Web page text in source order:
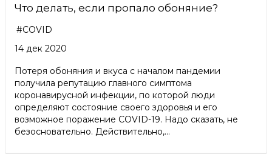
Что делать, если пропало обоняние?
#COVID
14 дек 2020
Потеря обоняния и вкуса с началом пандемии
получила репутацию главного симптома
коронавирусной инфекции, по которой люди
определяют состояние своего здоровья и его
возможное поражение COVID-19. Надо сказать, не
безосновательно. Действительно,...